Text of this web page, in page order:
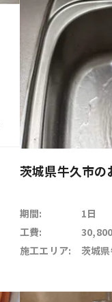
茨城県牛久市の
期間:
1日
工費:
施工エリア:
茨城